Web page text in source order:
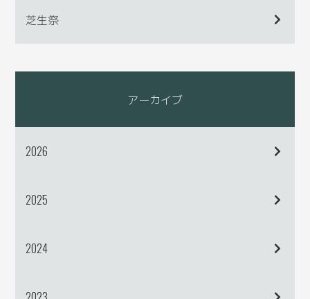
芝生祭
アーカイブ
2026
2025
2024